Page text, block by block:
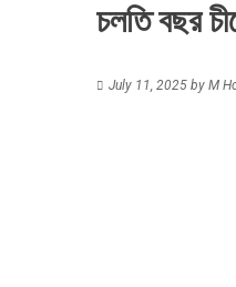
চলতি বছর
July 11, 2025 by M